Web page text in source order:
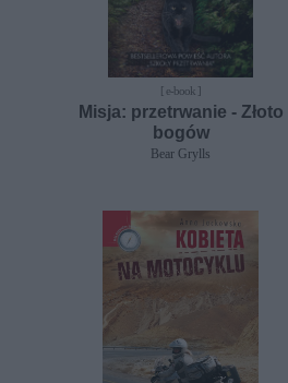
[ e-book ]
Misja: przetrwanie - Złoto
bogów
Bear Grylls